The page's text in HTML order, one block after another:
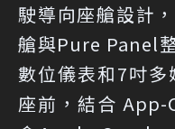
駛導向座艙設計
艙與Pure Panel
數位儀表和7吋
座前，結合